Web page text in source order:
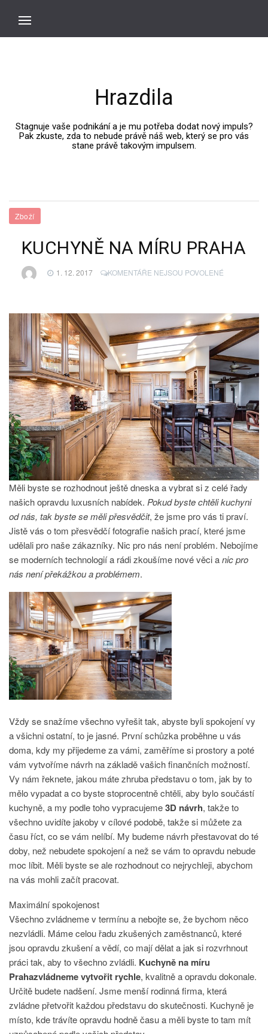
Hrazdila
Stagnuje vaše podnikání a je mu potřeba dodat nový impuls?
Pak zkuste, zda to nebude právě náš web, který se pro vás
stane právě takovým impulsem.
Zboží
KUCHYNĚ NA MÍRU PRAHA
1. 12. 2017 KOMENTÁŘE NEJSOU POVOLENÉU
KUCHYNĚ
NA
MÍRU
PRAHA
Měli byste se rozhodnout ještě dneska a vybrat si z celé řady
našich opravdu luxusních nabídek. Pokud byste chtěli kuchyni
od nás, tak byste se měli přesvědčit, že jsme pro vás ti praví.
Jistě vás o tom přesvědčí fotografie našich prací, které jsme
udělali pro naše zákazníky. Nic pro nás není problém. Nebojíme
se moderních technologií a rádi zkoušíme nové věci anic pro
nás není překážkou a problémem.
Vždy se snažíme všechno vyřešit tak, abyste byli spokojení vy
a všichni ostatní, to je jasné. První schůzka proběhne u vás
doma, kdy my přijedeme za vámi, zaměříme si prostory a poté
vám vytvoříme návrh na základě vašich finančních možností.
Vy nám řeknete, jakou máte zhruba představu o tom, jak by to
mělo vypadat a co byste stoprocentně chtěli, aby bylo součástí
kuchyně, a my podle toho vypracujeme3D návrh, takže to
všechno uvidíte jakoby v cílové podobě, takže si můžete za
času říct, co se vám nelíbí. My budeme návrh přestavovat do té
doby, než nebudete spokojení a než se vám to opravdu nebude
moc líbit. Měli byste se ale rozhodnout co nejrychleji, abychom
na vás mohli začít pracovat.
Maximální spokojenost
Všechno zvládneme v termínu a nebojte se, že bychom něco
nezvládli. Máme celou řadu zkušených zaměstnanců, které
jsou opravdu zkušení a vědí, co mají dělat a jak si rozvrhnout
práci tak, aby to všechno zvládli. Kuchyně na míru
Prahazvládneme vytvořit rychle, kvalitně a opravdu dokonale.
Určitě budete nadšení. Jsme menší rodinná firma, která
zvládne přetvořit každou představu do skutečnosti. Kuchyně je
místo, kde trávíte opravdu hodně času a měli byste to tam mít